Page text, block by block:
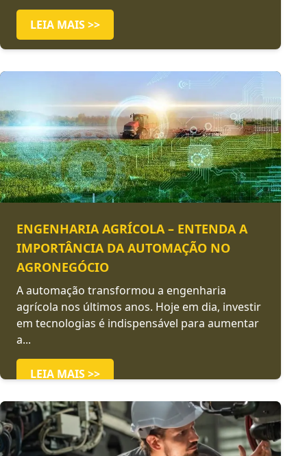
LEIA MAIS >>
ENGENHARIA AGRÍCOLA – ENTENDA A
IMPORTÂNCIA DA AUTOMAÇÃO NO
AGRONEGÓCIO
A automação transformou a engenharia
agrícola nos últimos anos. Hoje em dia, investir
em tecnologias é indispensável para aumentar
a...
LEIA MAIS >>